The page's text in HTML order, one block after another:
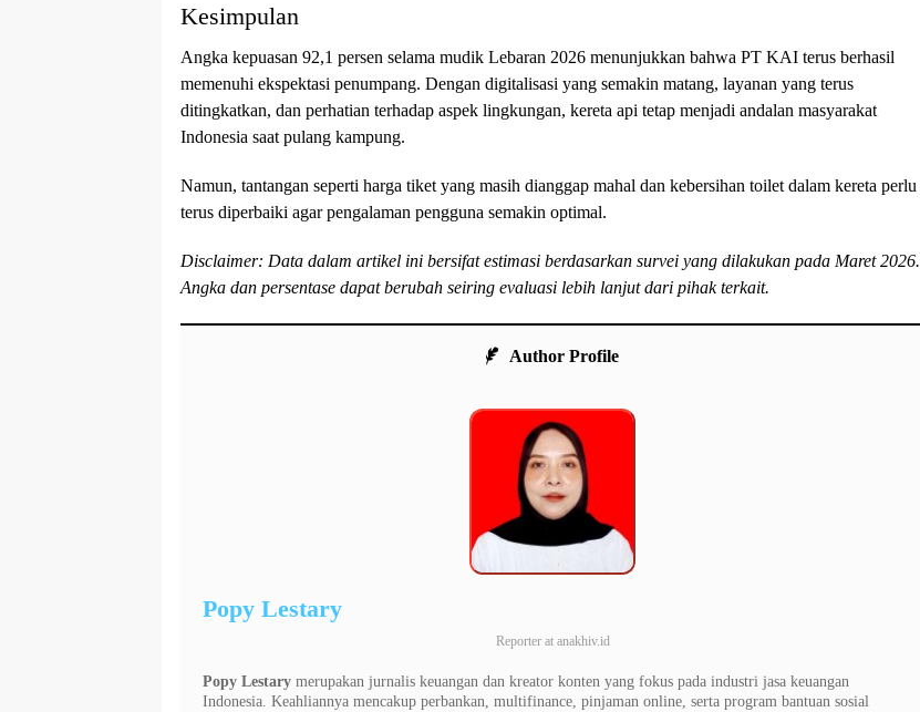
Kesimpulan
Angka kepuasan 92,1 persen selama mudik Lebaran 2026 menunjukkan bahwa PT KAI terus berhasil
memenuhi ekspektasi penumpang. Dengan digitalisasi yang semakin matang, layanan yang terus
ditingkatkan, dan perhatian terhadap aspek lingkungan, kereta api tetap menjadi andalan masyarakat
Indonesia saat pulang kampung.
Namun, tantangan seperti harga tiket yang masih dianggap mahal dan kebersihan toilet dalam kereta perlu
terus diperbaiki agar pengalaman pengguna semakin optimal.
Disclaimer: Data dalam artikel ini bersifat estimasi berdasarkan survei yang dilakukan pada Maret 2026.
Angka dan persentase dapat berubah seiring evaluasi lebih lanjut dari pihak terkait.
Author Profile
Popy Lestary
Reporter at anakhiv.id
Popy Lestary merupakan jurnalis keuangan dan kreator konten yang fokus pada industri jasa keuangan
Indonesia. Keahliannya mencakup perbankan, multifinance, pinjaman online, serta program bantuan sosial